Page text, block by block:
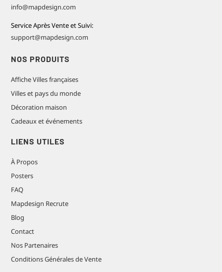
info@mapdesign.com
Service Après Vente et Suivi:
support@mapdesign.com
NOS PRODUITS
Affiche Villes françaises
Villes et pays du monde
Décoration maison
Cadeaux et événements
LIENS UTILES
À Propos
Posters
FAQ
Mapdesign Recrute
Blog
Contact
Nos Partenaires
Conditions Générales de Vente